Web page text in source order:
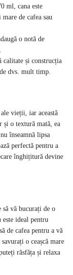
ml, cana este
de cafea sau
o notă de
calitate și construcția
dvs. mult timp.
vieții, iar această
și o textură mată, ea
înseamnă lipsa
perfectă pentru a
înghițitură devine
să vă bucurați de o
ideal pentru
de cafea pentru a vă
o ceașcă mare
răsfăța și relaxa